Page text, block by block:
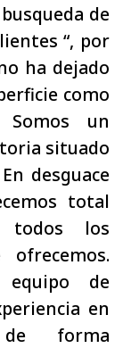
de
“, por
ha dejado
como
un
situado
desguace
total
todos los
de
en
forma